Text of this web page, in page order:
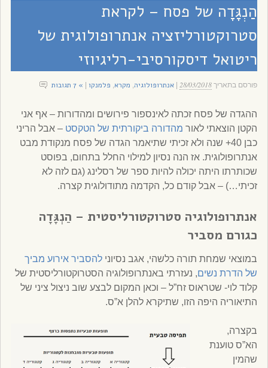
הַנְגָּדָה של פסח – לקראת
סטרוקטורליזציה אנתרופולוגית של
ריטואל דיסקורסיבי-רליגיוזי
פורסם בתאריך28/03/2018
|אנתרופולוגיה, מקרא, פלמנקו » 7 תגובות
ההגדה של פסח זכתה לאינספור פירושים ומהדורות – אף אני
הקטן הוצאתי לאור מהדורה ביקורתית של הטקסט – אבל הריני
כבן 40+ שנה ולא זכיתי שתיאמר הגדה של פסח מנקודת מבט
אנתרופולוגית. אז הנה נסיון למילוי החלל בתחום, בפוסט
שכותרתו היתה יכולה להיות ספר של רסלינג (גם לזה לא
זכיתי…) – אבל קודם כל, הקדמה מתודולוגית קצרה.
אנתרופולוגיה סטרוקטורליסטית – הַנְגָּדָה
כגורם מסביר
במוצאי שמחת תורה כלשהי, אגב נסיונילהסביר אירוע מביך
של הדרת נשים, נעזרתי באנתרופולוגיה הסטרוקטורליסטית של
קלוד לוי- שטראוס זח”ל – וכאן המקום לבצע שוב ניצול ציני של
התיאוריה היפה הזו, שתיקרא להלן א”ס.
בקצרה,
הא”ס טוענת
שהמין